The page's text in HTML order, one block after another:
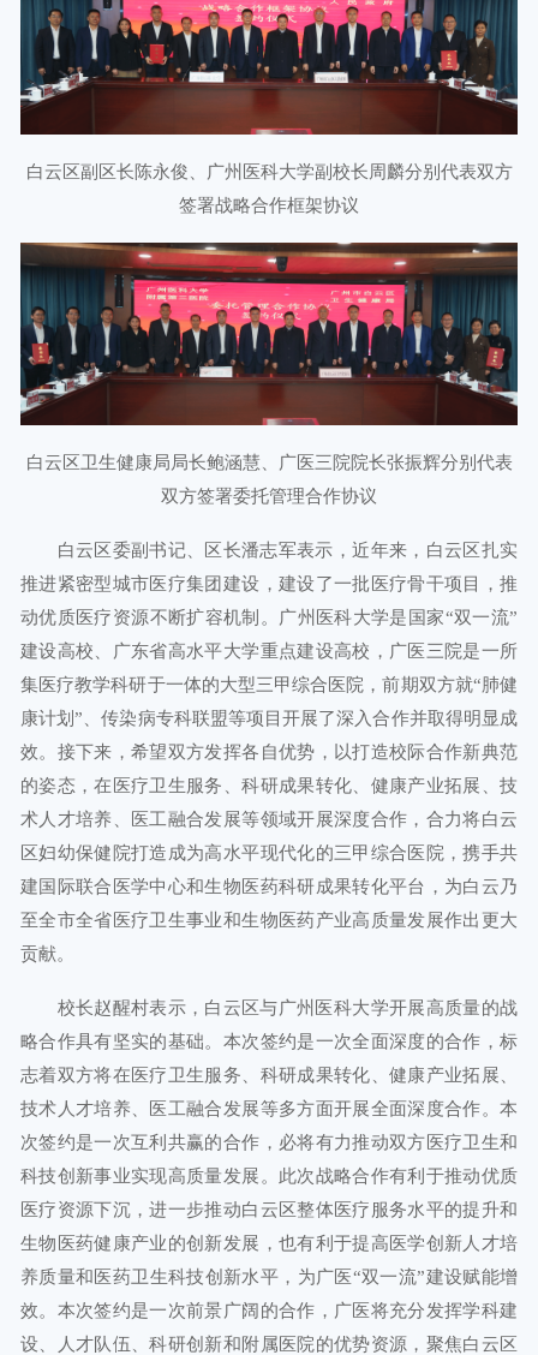
白云区副区长陈永俊、广州医科大学副校长周麟分别代表双方
签署战略合作框架协议
白云区卫生健康局局长鲍涵慧、广医三院院长张振辉分别代表
双方签署委托管理合作协议
白云区委副书记、区长潘志军表示，近年来，白云区扎实
推进紧密型城市医疗集团建设，建设了一批医疗骨干项目，推
动优质医疗资源不断扩容机制。广州医科大学是国家“双一流”
建设高校、广东省高水平大学重点建设高校，广医三院是一所
集医疗教学科研于一体的大型三甲综合医院，前期双方就“肺健
康计划”、传染病专科联盟等项目开展了深入合作并取得明显成
效。接下来，希望双方发挥各自优势，以打造校际合作新典范
的姿态，在医疗卫生服务、科研成果转化、健康产业拓展、技
术人才培养、医工融合发展等领域开展深度合作，合力将白云
区妇幼保健院打造成为高水平现代化的三甲综合医院，携手共
建国际联合医学中心和生物医药科研成果转化平台，为白云乃
至全市全省医疗卫生事业和生物医药产业高质量发展作出更大
贡献。
校长赵醒村表示，白云区与广州医科大学开展高质量的战
略合作具有坚实的基础。本次签约是一次全面深度的合作，标
志着双方将在医疗卫生服务、科研成果转化、健康产业拓展、
技术人才培养、医工融合发展等多方面开展全面深度合作。本
次签约是一次互利共赢的合作，必将有力推动双方医疗卫生和
科技创新事业实现高质量发展。此次战略合作有利于推动优质
医疗资源下沉，进一步推动白云区整体医疗服务水平的提升和
生物医药健康产业的创新发展，也有利于提高医学创新人才培
养质量和医药卫生科技创新水平，为广医“双一流”建设赋能增
效。本次签约是一次前景广阔的合作，广医将充分发挥学科建
设、人才队伍、科研创新和附属医院的优势资源，聚焦白云区